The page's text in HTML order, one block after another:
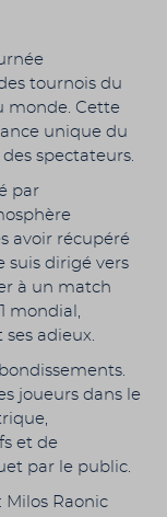
tournois du
monde. Cette
unique du
spectateurs.
par
avoir récupéré
suis dirigé vers
à un match
mondial,
adieux.
joueurs dans le
et de
par le public.
Raonic